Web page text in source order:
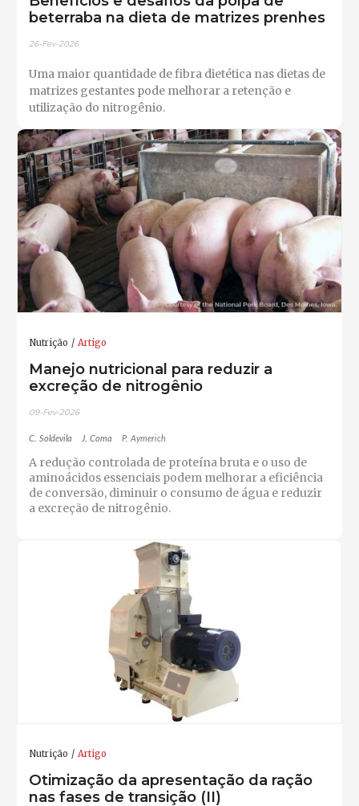
beterraba na dieta de matrizes prenhes
26-Fev-2026
Uma maior quantidade de fibra dietética nas dietas de
matrizes gestantes pode melhorar a retenção e
utilização do nitrogênio.
Nutrição Artigo
Manejo nutricional para reduzir a
excreção de nitrogênio
09-Fev-2026
C. Soldevila J. Coma P. Aymerich
A redução controlada de proteína bruta e o uso de
aminoácidos essenciais podem melhorar a eficiência
de conversão, diminuir o consumo de água e reduzir
a excreção de nitrogênio.
Nutrição Artigo
Otimização da apresentação da ração
nas fases de transição (II)